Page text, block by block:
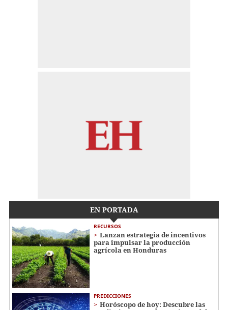
EN PORTADA
RECURSOS
Lanzan estrategia de incentivos
para impulsar la producción
agrícola en Honduras
PREDICCIONES
Horóscopo de hoy: Descubre las